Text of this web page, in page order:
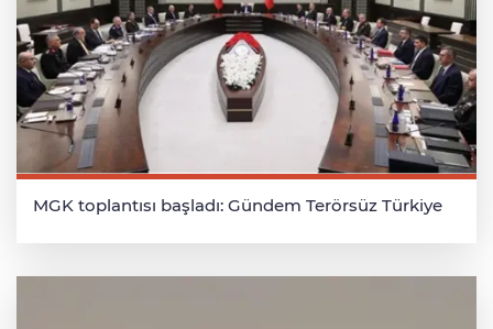
MGK toplantısı başladı: Gündem Terörsüz Türkiye